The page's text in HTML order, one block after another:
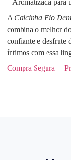
– Aromatizada para
A Calcinha Fio
combina o melhor
confiante e desfrute
íntimos com essa
Compra Segura